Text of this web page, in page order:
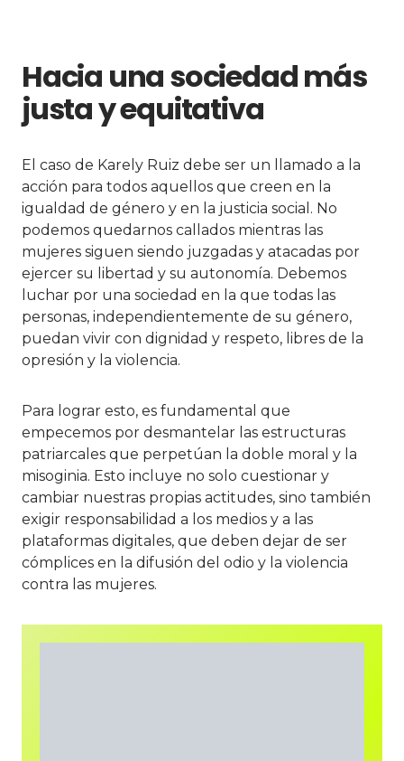
Hacia una sociedad más
justa y equitativa
El caso de Karely Ruiz debe ser un llamado a la
acción para todos aquellos que creen en la
igualdad de género y en la justicia social. No
podemos quedarnos callados mientras las
mujeres siguen siendo juzgadas y atacadas por
ejercer su libertad y su autonomía. Debemos
luchar por una sociedad en la que todas las
personas, independientemente de su género,
puedan vivir con dignidad y respeto, libres de la
opresión y la violencia.
Para lograr esto, es fundamental que
empecemos por desmantelar las estructuras
patriarcales que perpetúan la doble moral y la
misoginia. Esto incluye no solo cuestionar y
cambiar nuestras propias actitudes, sino también
exigir responsabilidad a los medios y a las
plataformas digitales, que deben dejar de ser
cómplices en la difusión del odio y la violencia
contra las mujeres.